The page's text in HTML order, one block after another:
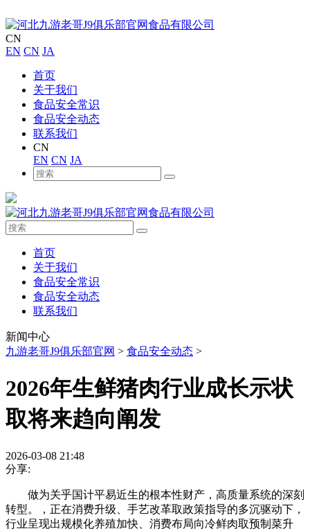
CN
EN CN JA
首页
关于我们
食品安全常识
食品安全动态
联系我们
CN
EN CN JA
首页
关于我们
食品安全常识
食品安全动态
联系我们
新闻中心
九游老哥J9俱乐部官网 > 食品安全动态 >
2026年生鲜猪肉行业成长示状
取将来趋向阐发
2026-03-08 21:48
分享:
做为关乎国计平易近生的根本性财产，高质量系统的深刻
转型。，正在消费升级、手艺改革取政策指导的多沉驱动下，
行业呈现出规模化养殖加快、消费布局向冷鲜肉取预制菜升